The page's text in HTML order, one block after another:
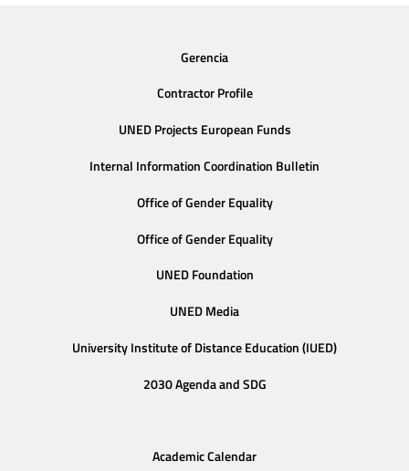
Gerencia
Contractor Profile
UNED Projects European Funds
Internal Information Coordination Bulletin
Office of Gender Equality
Office of Gender Equality
UNED Foundation
UNED Media
University Institute of Distance Education (IUED)
2030 Agenda and SDG
Academic Calendar